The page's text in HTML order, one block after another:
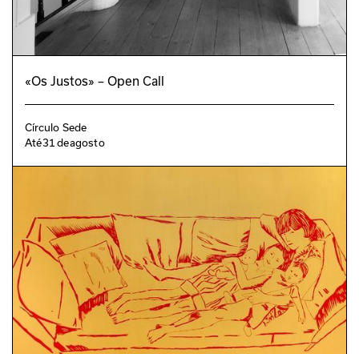
«Os Justos» – Open Call
Círculo Sede
Até31deagosto